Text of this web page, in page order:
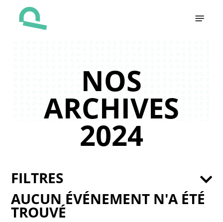
NOS
ARCHIVES
2024
AUCUN ÉVÉNEMENT N'A ÉTÉ
TROUVÉ
FILTRES